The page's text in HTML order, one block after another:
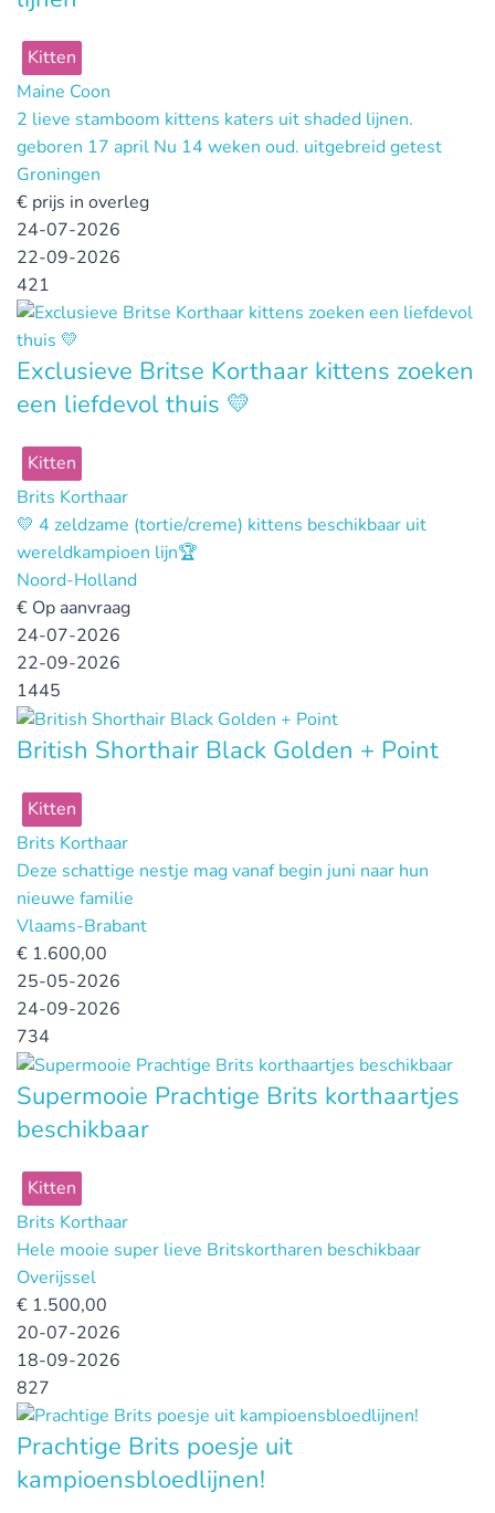
Kitten
Maine Coon
2 lieve stamboom kittens katers uit shaded lijnen.
geboren 17 april Nu 14 weken oud. uitgebreid getest
Groningen
€ prijs in overleg
24-07-2026
22-09-2026
421
Exclusieve Britse Korthaar kittens zoeken
een liefdevol thuis 💛
Kitten
Brits Korthaar
💛 4 zeldzame (tortie/creme) kittens beschikbaar uit
wereldkampioen lijn🏆
Noord-Holland
€ Op aanvraag
24-07-2026
22-09-2026
1445
British Shorthair Black Golden + Point
Kitten
Brits Korthaar
Deze schattige nestje mag vanaf begin juni naar hun
nieuwe familie
Vlaams-Brabant
€ 1.600,00
25-05-2026
24-09-2026
734
Supermooie Prachtige Brits korthaartjes
beschikbaar
Kitten
Brits Korthaar
Hele mooie super lieve Britskortharen beschikbaar
Overijssel
€ 1.500,00
20-07-2026
18-09-2026
827
Prachtige Brits poesje uit
kampioensbloedlijnen!